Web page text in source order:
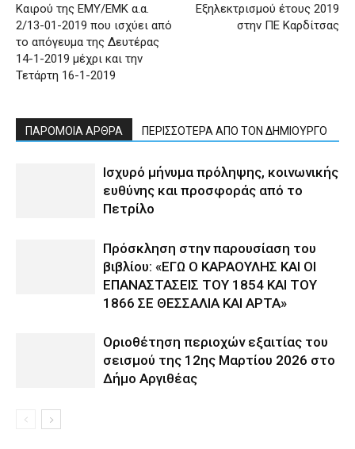
Καιρού της ΕΜΥ/ΕΜΚ α.α.
2/13-01-2019 που ισχύει από
το απόγευμα της Δευτέρας
14-1-2019 μέχρι και την
Τετάρτη 16-1-2019
Εξηλεκτρισμού έτους 2019
στην ΠΕ Καρδίτσας
ΠΑΡΟΜΟΙΑ ΑΡΘΡΑ ΠΕΡΙΣΣΟΤΕΡΑ ΑΠΟ ΤΟΝ ΔΗΜΙΟΥΡΓΟ
Ισχυρό μήνυμα πρόληψης, κοινωνικής
ευθύνης και προσφοράς από το
Πετρίλο
Πρόσκληση στην παρουσίαση του
βιβλίου: «ΕΓΩ Ο ΚΑΡΑΟΥΛΗΣ ΚΑΙ ΟΙ
ΕΠΑΝΑΣΤΑΣΕΙΣ ΤΟΥ 1854 ΚΑΙ ΤΟΥ
1866 ΣΕ ΘΕΣΣΑΛΙΑ ΚΑΙ ΑΡΤΑ»
Οριοθέτηση περιοχών εξαιτίας του
σεισμού της 12ης Μαρτίου 2026 στο
Δήμο Αργιθέας